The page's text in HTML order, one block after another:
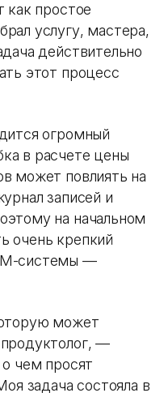
как простое
услугу, мастера,
действительно
этот процесс
огромный
в расчете цены
может повлиять на
записей и
на начальном
очень крепкий
системы —
может
—
о чем просят
задача состояла в